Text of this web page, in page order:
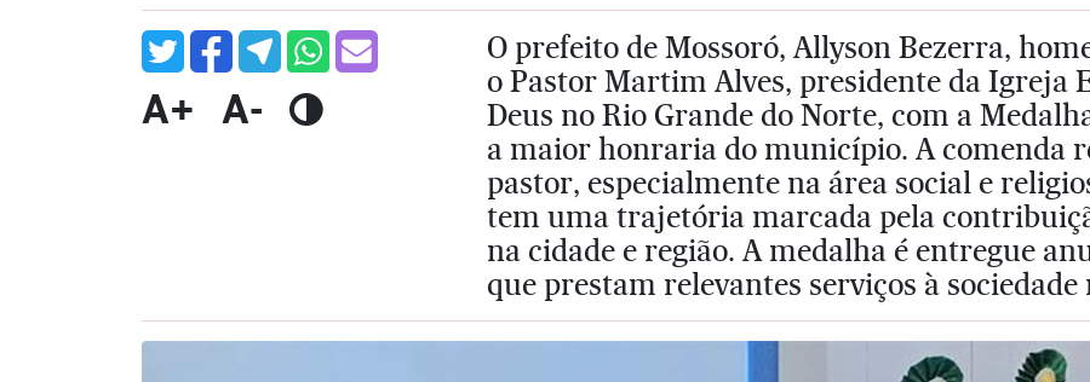
A+ A-
O prefeito de Mossoró, Allyson Bezerra,
o Pastor Martim Alves, presidente da Igreja
Deus no Rio Grande do Norte, com a
a maior honraria do município. A comenda
pastor, especialmente na área social e
tem uma trajetória marcada pela
na cidade e região. A medalha é entregue
que prestam relevantes serviços à sociedade